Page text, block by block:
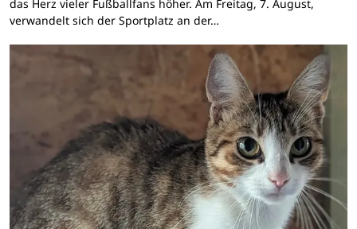
das Herz vieler Fußballfans höher. Am Freitag, 7. August,
verwandelt sich der Sportplatz an der…